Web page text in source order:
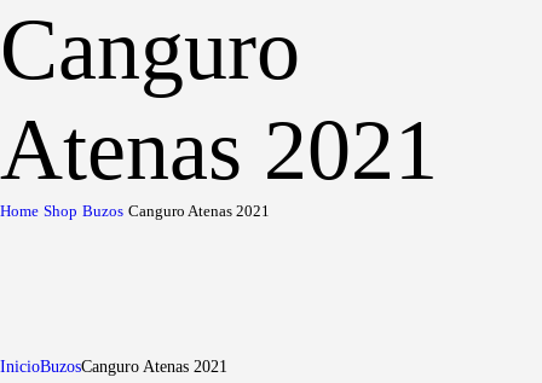
Canguro
Atenas 2021
Home Shop Buzos Canguro Atenas 2021
InicioBuzosCanguro Atenas 2021